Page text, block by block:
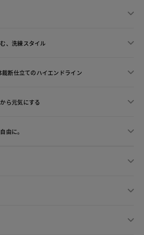
、洗練スタイル
断仕立てのハイエンドライン
ら元気にする
自由に。